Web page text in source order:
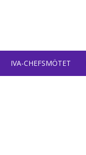
IVA-CHEFSMÖTET